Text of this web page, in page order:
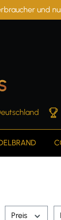
und
Preis